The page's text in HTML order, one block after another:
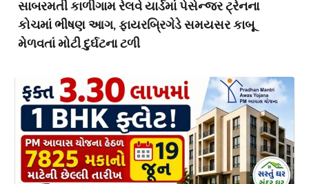
સાબરમતી કાળીગામ રેલવે યાર્ડમાં પેસેન્જર ટ્રેનના
કોચમાં ભીષણ આગ, ફાયરબ્રિગેડે સમયસર કાબૂ
મેળવતાં મોટી દુર્ઘટના ટળી